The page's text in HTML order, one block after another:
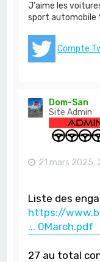
J'aime les
sport automobile
Compte
Dom-San
Site Admin
21 mars 2025,
Liste des
https://
... 0March.pdf
27 au total